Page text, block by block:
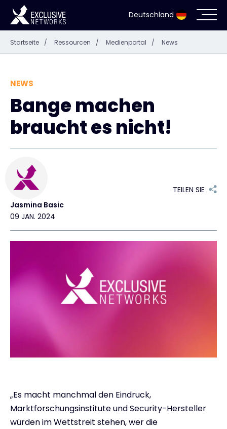
Deutschland
Cybersecurity
Ökosystem
Ressourcen
Unternehmen
Kontakt
Startseite / Ressourcen / Medienportal / News
NEWS
Bange machen
braucht es nicht!
Jasmina Basic
09 JAN. 2024
TEILEN SIE
„Es macht manchmal den Eindruck,
Marktforschungsinstitute und Security-Hersteller
würden im Wettstreit stehen, wer die